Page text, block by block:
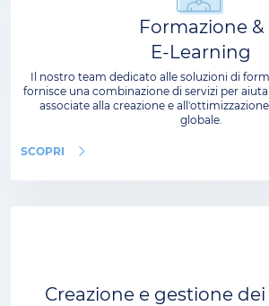
Formazione &
E-Learning
Il nostro team dedicato alle soluzioni di
fornisce una combinazione di servizi per
associate alla creazione e
globale.
SCOPRI
Creazione e gestione